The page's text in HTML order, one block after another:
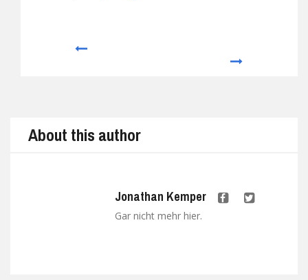
About this author
Jonathan Kemper
Gar nicht mehr hier.